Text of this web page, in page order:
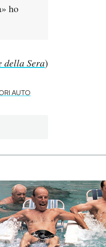
ho
della Sera)
AUTO